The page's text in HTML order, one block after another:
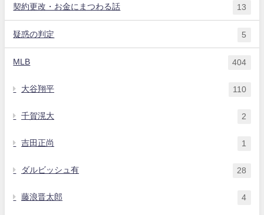
契約更改・お金にまつわる話 13
疑惑の判定 5
MLB 404
大谷翔平 110
千賀滉大 2
吉田正尚 1
ダルビッシュ有 28
藤浪晋太郎 4